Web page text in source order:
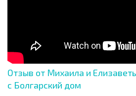
Отзыв от Михаила и
с Болгарский дом